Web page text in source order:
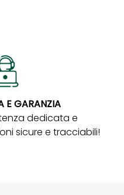
E GARANZIA
dedicata e
sicure e tracciabili!